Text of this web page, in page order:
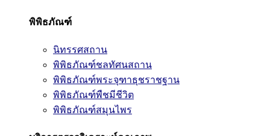
พิพิธภัณฑ์
นิทรรศสถาน
พิพิธภัณฑ์ชลทัศนสถาน
พิพิธภัณฑ์พระจุฑาธุชราชฐาน
พิพิธภัณฑ์พืชมีชีวิต
พิพิธภัณฑ์สมุนไพร